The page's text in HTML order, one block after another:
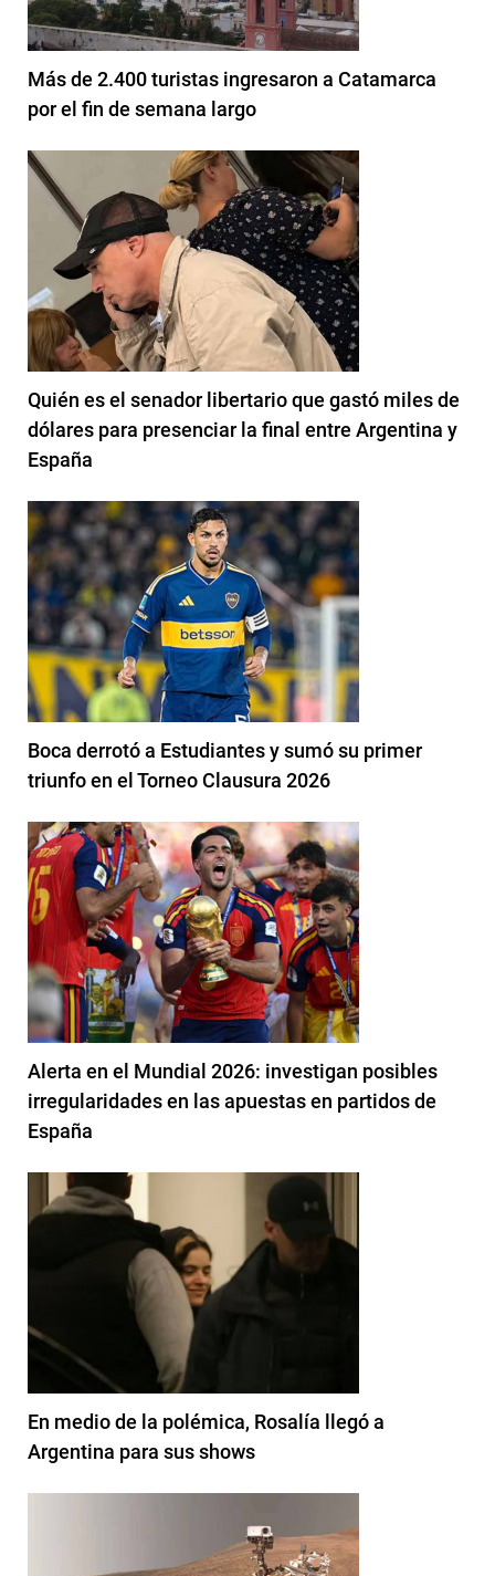
Más de 2.400 turistas ingresaron a Catamarca
por el fin de semana largo
Quién es el senador libertario que gastó miles de
dólares para presenciar la final entre Argentina y
España
Boca derrotó a Estudiantes y sumó su primer
triunfo en el Torneo Clausura 2026
Alerta en el Mundial 2026: investigan posibles
irregularidades en las apuestas en partidos de
España
En medio de la polémica, Rosalía llegó a
Argentina para sus shows